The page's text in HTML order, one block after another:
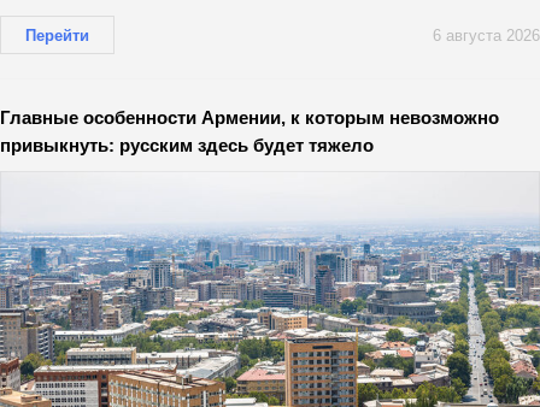
Перейти 6 августа 2026
Главные особенности Армении, к которым невозможно
привыкнуть: русским здесь будет тяжело